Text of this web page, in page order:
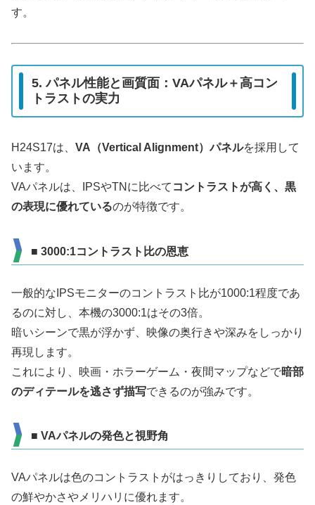
す。
5. パネル性能と画質面：VAパネル＋高コン
トラストの実力
H24S17は、 VA（Vertical Alignment）パネルを採用して
います。
VAパネルは、IPSやTNに比べて コントラストが高く、黒
の表現に優れているのが特徴です。
■ 3000:1コントラスト比の恩恵
一般的なIPSモニターのコントラスト比が1000:1程度であ
るのに対し、本機の3000:1はその3倍。
暗いシーンで黒が浮かず、映像の奥行きや深みをしっかり
再現します。
これにより、映画・ホラーゲーム・夜間マップなどで暗部
のディテールを逃さず描写できるのが強みです。
■ VAパネルの発色と視野角
VAパネルは色のコントラストがはっきりしており、発色
の鮮やかさやメリハリに優れます。